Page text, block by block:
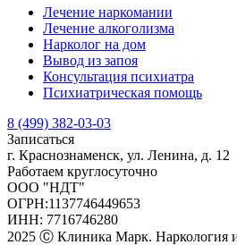
Лечение наркомании
Лечение алкоголизма
Нарколог на дом
Вывод из запоя
Консультация психиатра
Психиатрическая помощь
8 (499) 382-03-03
Записаться
г. Краснознаменск, ул. Ленина, д. 12
Работаем круглосуточно
ООО "НДТ"
ОГРН:1137746449653
ИНН: 7716746280
2025 Ⓒ Клиника Марк. Наркология